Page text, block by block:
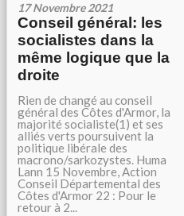
17 Novembre 2021
Conseil général: les
socialistes dans la
même logique que la
droite
Rien de changé au conseil
général des Côtes d'Armor, la
majorité socialiste(1) et ses
alliés verts poursuivent la
politique libérale des
macrono/sarkozystes. Huma
Lann 15 Novembre, Action
Conseil Départemental des
Côtes d'Armor 22 : Pour le
retour à 2...